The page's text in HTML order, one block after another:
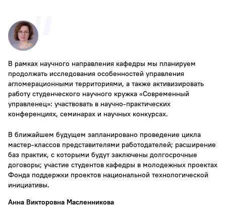
В рамках научного направления кафедры мы планируем
продолжать исследования особенностей управления
агломерационными территориями, а также активизировать
работу студенческого научного кружка «Современный
управленец»: участвовать в научно-практических
конференциях, семинарах и научных конкурсах.
В ближайшем будущем запланировано проведение цикла
мастер-классов представителями работодателей; расширение
баз практик, с которыми будут заключены долгосрочные
договоры; участие студентов кафедры в молодежных проектах
Фонда поддержки проектов национальной технологической
инициативы.
Анна Викторовна Масленникова